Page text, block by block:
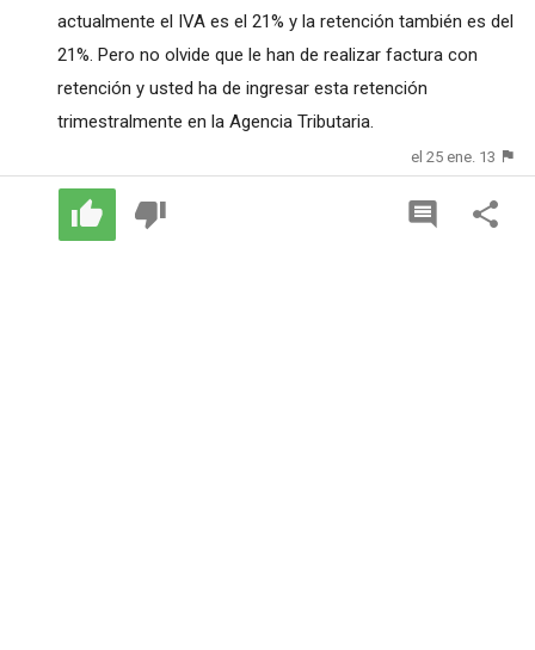
actualmente el IVA es el 21% y la retención también es del
21%. Pero no olvide que le han de realizar factura con
retención y usted ha de ingresar esta retención
trimestralmente en la Agencia Tributaria.
el 25 ene. 13